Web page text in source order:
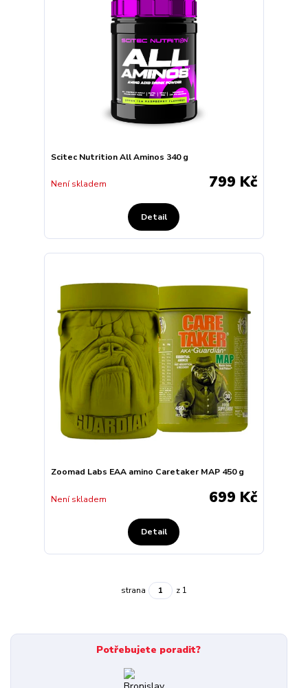
Scitec Nutrition All Aminos 340 g
799 Kč
Není skladem
Detail
Zoomad Labs EAA amino Caretaker MAP 450 g
699 Kč
Není skladem
Detail
strana z 1
Potřebujete poradit?